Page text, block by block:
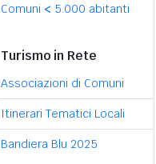
Comuni < 5.000 abitanti
Turismo in Rete
Associazioni di Comuni
Itinerari Tematici Locali
Bandiera Blu 2025